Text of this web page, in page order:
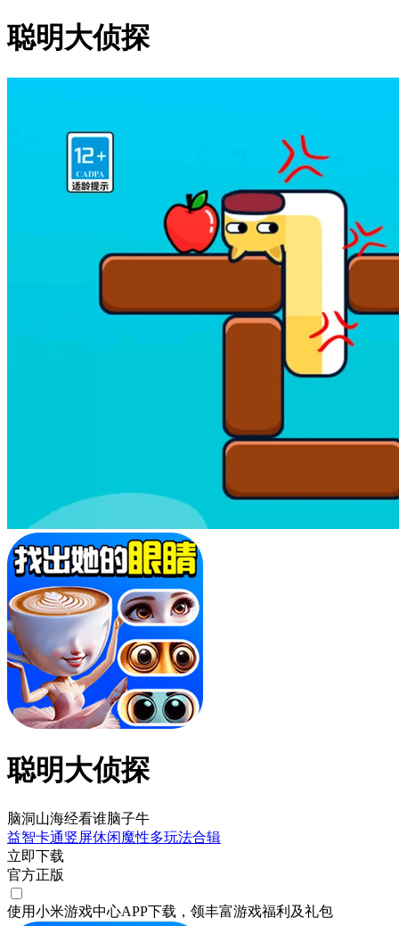
聪明大侦探
聪明大侦探
脑洞山海经看谁脑子牛
益智卡通竖屏休闲魔性多玩法合辑
立即下载
官方正版
使用小米游戏中心APP下载 ，领丰富游戏福利 及礼包